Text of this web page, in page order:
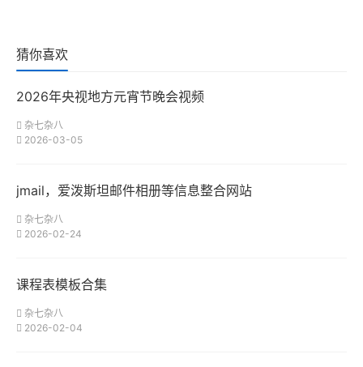
猜你喜欢
2026年央视地方元宵节晚会视频
杂七杂八
2026-03-05
jmail，爱泼斯坦邮件相册等信息整合网站
杂七杂八
2026-02-24
课程表模板合集
杂七杂八
2026-02-04